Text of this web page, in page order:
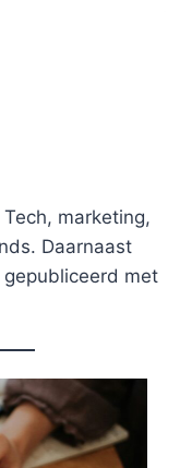
marketing,
Daarnaast
met